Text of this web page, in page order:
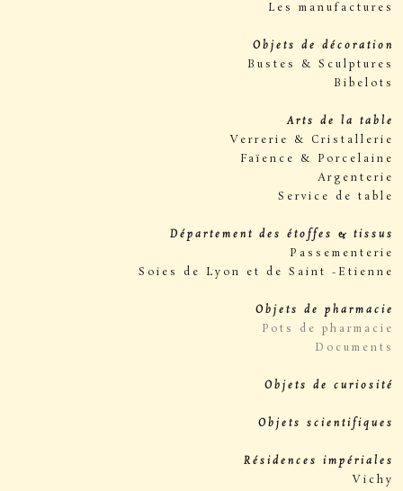
Les manufactures
Objets de décoration
Bustes & Sculptures
Bibelots
Arts de la table
Verrerie & Cristallerie
Faïence & Porcelaine
Argenterie
Service de table
Département des étoffes & tissus
Passementerie
Soies de Lyon et de Saint -Etienne
Objets de pharmacie
Pots de pharmacie
Documents
Objets de curiosité
Objets scientifiques
Résidences impériales
Vichy